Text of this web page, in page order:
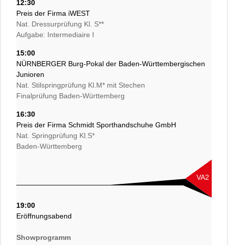
12:30
Preis der Firma iWEST
Nat. Dressurprüfung Kl. S**
Aufgabe: Intermediaire I
15:00
NÜRNBERGER Burg-Pokal der Baden-Württembergischen
Junioren
Nat. Stilspringprüfung Kl.M* mit Stechen
Finalprüfung Baden-Württemberg
16:30
Preis der Firma Schmidt Sporthandschuhe GmbH
Nat. Springprüfung Kl.S*
Baden-Württemberg
VA2
19:00
Eröffnungsabend
Showprogramm